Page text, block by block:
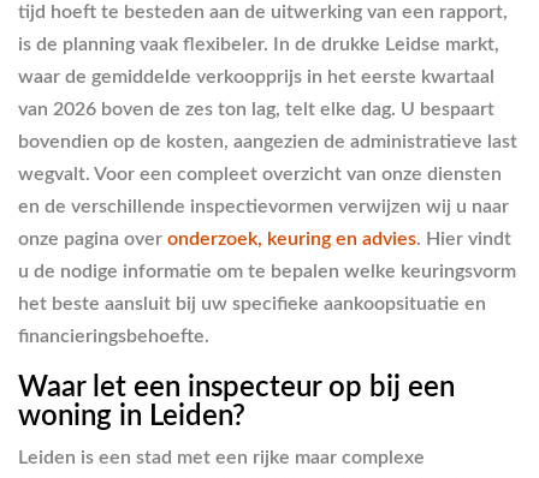
tijd hoeft te besteden aan de uitwerking van een rapport,
is de planning vaak flexibeler. In de drukke Leidse markt,
waar de gemiddelde verkoopprijs in het eerste kwartaal
van 2026 boven de zes ton lag, telt elke dag. U bespaart
bovendien op de kosten, aangezien de administratieve last
wegvalt. Voor een compleet overzicht van onze diensten
en de verschillende inspectievormen verwijzen wij u naar
onze pagina over onderzoek, keuring en advies. Hier vindt
u de nodige informatie om te bepalen welke keuringsvorm
het beste aansluit bij uw specifieke aankoopsituatie en
financieringsbehoefte.
Waar let een inspecteur op bij een
woning in Leiden?
Leiden is een stad met een rijke maar complexe